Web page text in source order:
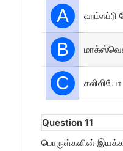
A ஹம்ஃப்ரி
B
C கலிலியோ
Question 11
பொருள்களின்